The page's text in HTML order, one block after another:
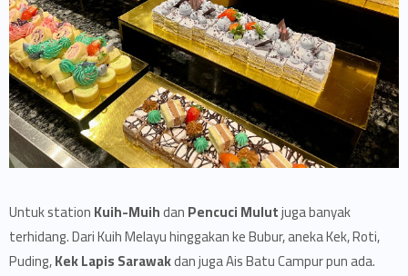
Untuk stationKuih-MuihdanPencuci Mulutjuga banyak
terhidang. Dari Kuih Melayu hinggakan ke Bubur, aneka Kek, Roti,
Puding,Kek Lapis Sarawakdan juga Ais Batu Campur pun ada.